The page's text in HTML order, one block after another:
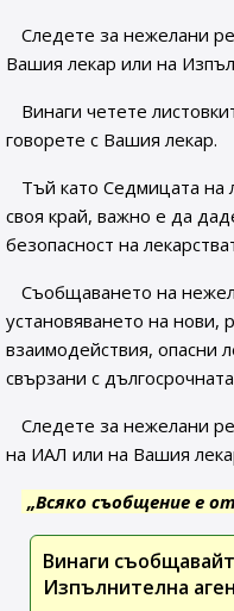
Следете за нежелани
Вашия лекар или на
Винаги четете
говорете с Вашия лекар.
Тъй като Седмицата на
своя край, важно е да
безопасност на
Съобщаването на
установяването на нови,
взаимодействия, опасни
свързани с
Следете за нежелани
на ИАЛ или на Вашия
„Всяко съобщение е
Винаги
Изпълнителна